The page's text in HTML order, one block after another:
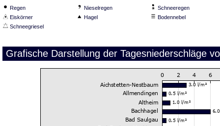
Regen Nieselregen
Schneeregen
Eiskörner
Hagel
Bodennebel
Schneegriesel
Grafische Darstellung der Tagesniederschläge